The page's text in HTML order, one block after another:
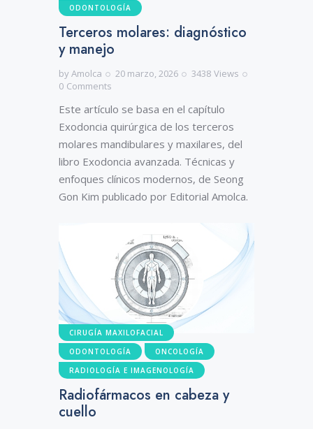
ODONTOLOGÍA
Terceros molares: diagnóstico
y manejo
byAmolca 20 marzo, 2026 3438 Views
0 Comments
Este artículo se basa en el capítulo
Exodoncia quirúrgica de los terceros
molares mandibulares y maxilares, del
libro Exodoncia avanzada. Técnicas y
enfoques clínicos modernos, de Seong
Gon Kim publicado por Editorial Amolca.
CIRUGÍA MAXILOFACIAL
ODONTOLOGÍA
ONCOLOGÍA
RADIOLOGÍA E IMAGENOLOGÍA
Radiofármacos en cabeza y
cuello